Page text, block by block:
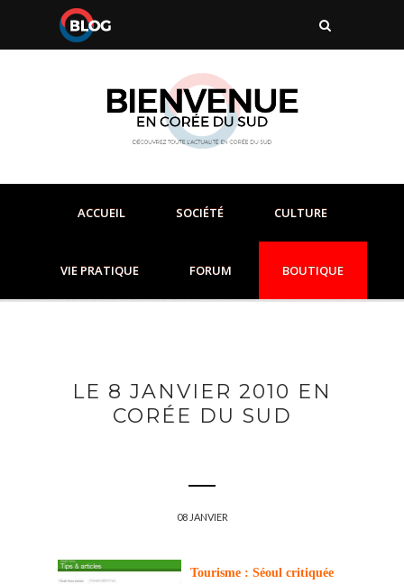
ACCUEIL SOCIÉTÉ CULTURE
VIE PRATIQUE FORUM BOUTIQUE
LE 8 JANVIER 2010 EN
CORÉE DU SUD
08 JANVIER
Tourisme : Séoul critiquée